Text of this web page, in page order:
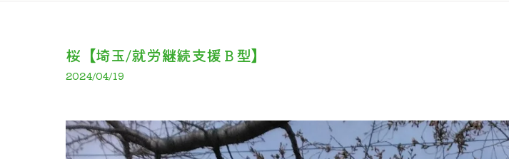
桜【埼玉/就労継続支援Ｂ型】
2024/04/19